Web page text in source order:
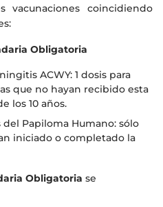
vacunaciones coincidiendo
Obligatoria
ACWY: 1 dosis para
que no hayan recibido esta
los 10 años.
Papiloma Humano: sólo
iniciado o completado la
Obligatoria se